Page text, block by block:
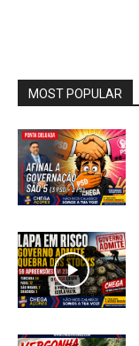
MOST POPULAR